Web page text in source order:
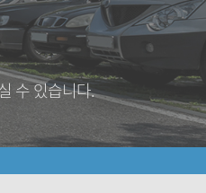
수 있습니다.